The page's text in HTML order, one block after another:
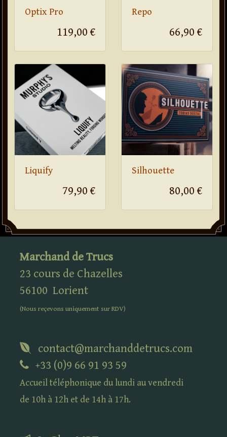
Optix Pro
119,00 €
Repo
66,90 €
Liquify
79,90 €
Silhouette
80,00 €
Marchand de Trucs
23 cours de Chazelles
56100 Lorient
(Nous reçevons uniquement surRDV)
contact@marchanddetrucs.com
+33 (0)9 66 91 93 59
Accueil téléphonique du lundi au vendredi
de 10h à 12h et de 14h à 17h.